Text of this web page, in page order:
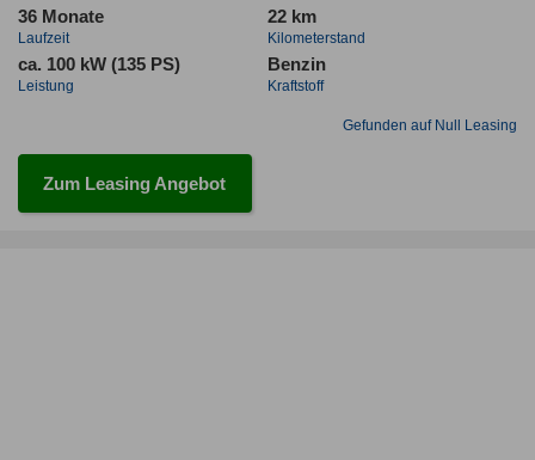
36 Monate
Laufzeit
22 km
Kilometerstand
ca. 100 kW (135 PS)
Leistung
Benzin
Kraftstoff
Gefunden auf Null Leasing
Zum Leasing Angebot